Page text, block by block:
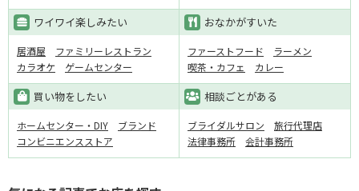
ワイワイ楽しみたい
居酒屋
ファミリーレストラン
カラオケ
ゲームセンター
おなかがすいた
ファーストフード
ラーメン
喫茶・カフェ
カレー
買い物をしたい
ホームセンター・DIY
ブランド
コンビニエンスストア
相談ごとがある
ブライダルサロン
旅行代理店
法律事務所
会計事務所